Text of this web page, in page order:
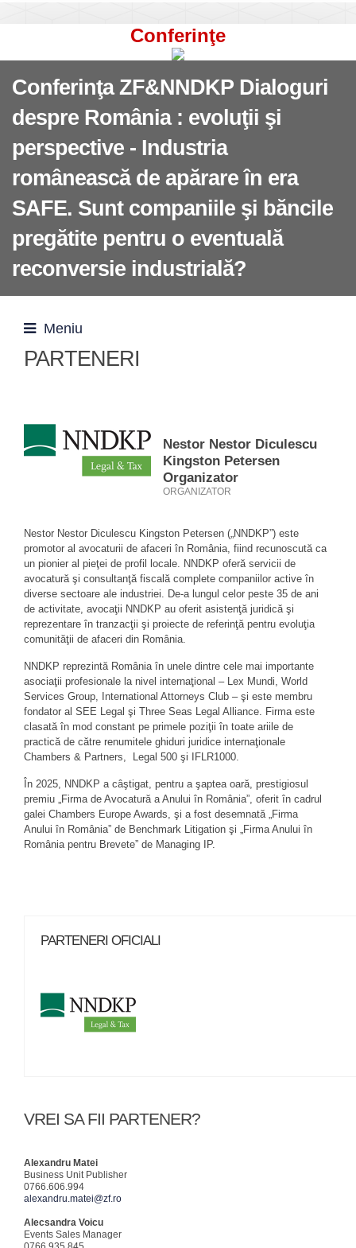
Conferinţe
Conferinţa ZF&NNDKP Dialoguri
despre România : evoluţii şi
perspective - Industria
românească de apărare în era
SAFE. Sunt companiile şi băncile
pregătite pentru o eventuală
reconversie industrială?
Meniu
PARTENERI
Nestor Nestor Diculescu
Kingston Petersen
Organizator
ORGANIZATOR
Nestor Nestor Diculescu Kingston Petersen („NNDKP”) este
promotor al avocaturii de afaceri în România, fiind recunoscută ca
un pionier al pieţei de profil locale. NNDKP oferă servicii de
avocatură şi consultanţă fiscală complete companiilor active în
diverse sectoare ale industriei. De-a lungul celor peste 35 de ani
de activitate, avocaţii NNDKP au oferit asistenţă juridică şi
reprezentare în tranzacţii şi proiecte de referinţă pentru evoluţia
comunităţii de afaceri din România.
NNDKP reprezintă România în unele dintre cele mai importante
asociaţii profesionale la nivel internaţional – Lex Mundi, World
Services Group, International Attorneys Club – şi este membru
fondator al SEE Legal şi Three Seas Legal Alliance. Firma este
clasată în mod constant pe primele poziţii în toate ariile de
practică de către renumitele ghiduri juridice internaţionale
Chambers & Partners, Legal 500 şi IFLR1000.
În 2025, NNDKP a câştigat, pentru a şaptea oară, prestigiosul
premiu „Firma de Avocatură a Anului în România”, oferit în cadrul
galei Chambers Europe Awards, şi a fost desemnată „Firma
Anului în România” de Benchmark Litigation şi „Firma Anului în
România pentru Brevete” de Managing IP.
PARTENERI OFICIALI
VREI SA FII PARTENER?
Alexandru Matei
Business Unit Publisher
0766.606.994
alexandru.matei@zf.ro
Alecsandra Voicu
Events Sales Manager